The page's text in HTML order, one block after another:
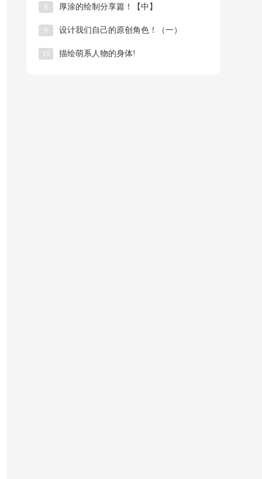
8 厚涂的绘制分享篇！【中】
9 ​设计我们自己的原创角色！（一）
10 描绘萌系人物的身体!